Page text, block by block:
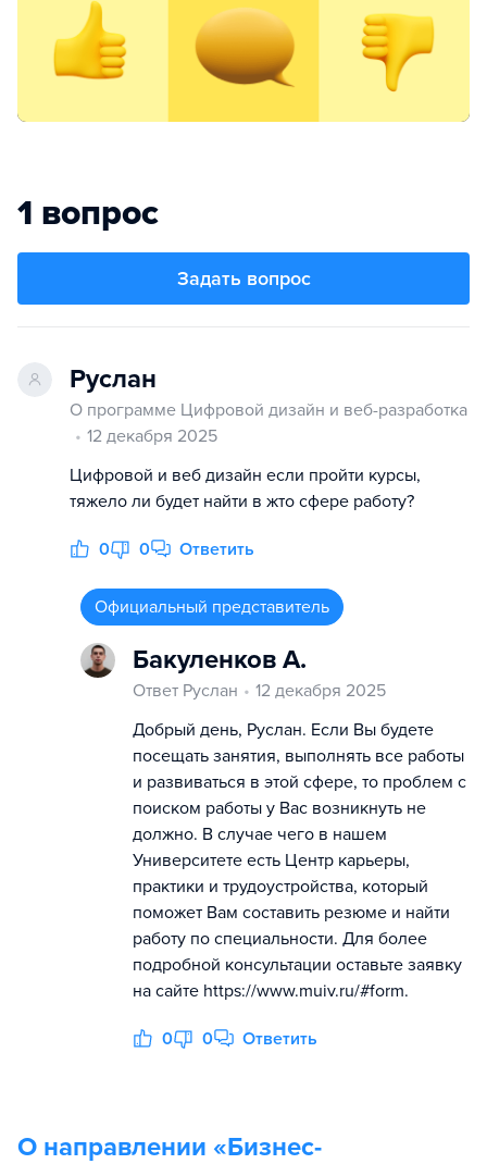
1 вопрос
Задать вопрос
Руслан
О программе Цифровой дизайн и веб-разработка
12 декабря 2025
Цифровой и веб дизайн если пройти курсы,
тяжело ли будет найти в жто сфере работу?
0 0 Ответить
Официальный представитель
Бакуленков А.
Ответ Руслан
12 декабря 2025
Добрый день, Руслан. Если Вы будете
посещать занятия, выполнять все работы
и развиваться в этой сфере, то проблем с
поиском работы у Вас возникнуть не
должно. В случае чего в нашем
Университете есть Центр карьеры,
практики и трудоустройства, который
поможет Вам составить резюме и найти
работу по специальности. Для более
подробной консультации оставьте заявку
на сайте https://www.muiv.ru/#form.
0 0 Ответить
О направлении «Бизнес-